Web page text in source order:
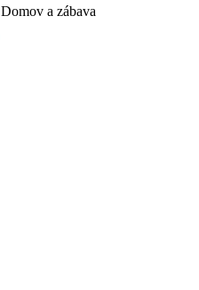
Domov a zábava